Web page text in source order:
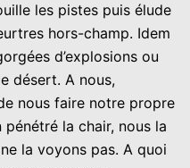
les pistes puis élude
hors-champ. Idem
d’explosions ou
désert. A nous,
nous faire notre propre
la chair, nous la
la voyons pas. A quoi